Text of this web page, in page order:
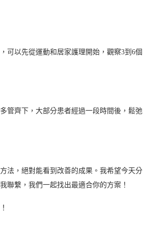
可以先從運動和居家護理開始，觀察3到6個
管齊下，大部分患者經過一段時間後，鬆弛
法，絕對能看到改善的成果。我希望今天分
聯繫，我們一起找出最適合你的方案！